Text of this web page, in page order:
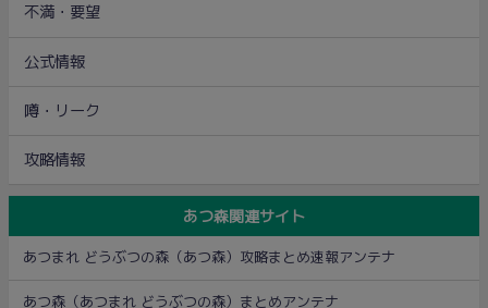
不満・要望
公式情報
噂・リーク
攻略情報
あつ森関連サイト
あつまれ どうぶつの森（あつ森）攻略まとめ速報アンテナ
あつ森（あつまれ どうぶつの森）まとめアンテナ